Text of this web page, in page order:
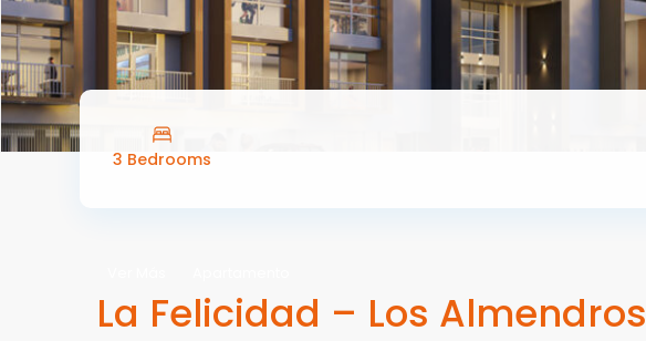
3 Bedrooms
La Felicidad – Los Almendros